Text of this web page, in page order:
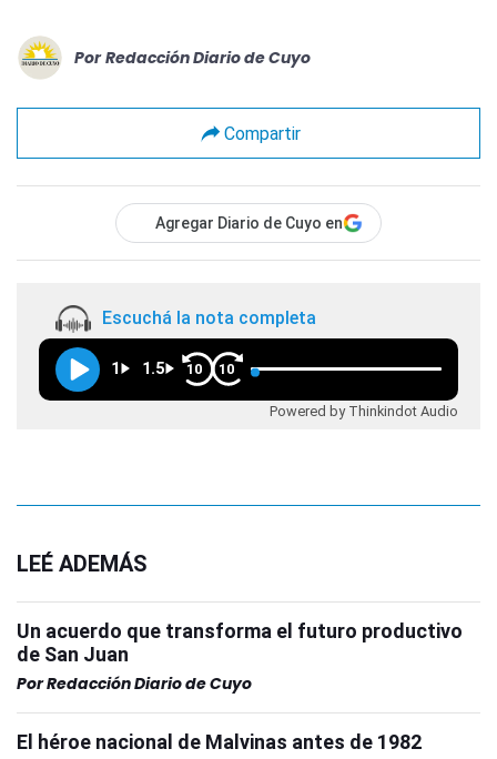
Por Redacción Diario de Cuyo
Compartir
Agregar Diario de Cuyo en
Escuchá la nota completa
1 1.5 10 10
Powered by Thinkindot Audio
LEÉ ADEMÁS
Un acuerdo que transforma el futuro productivo
de San Juan
PorRedacción Diario de Cuyo
El héroe nacional de Malvinas antes de 1982